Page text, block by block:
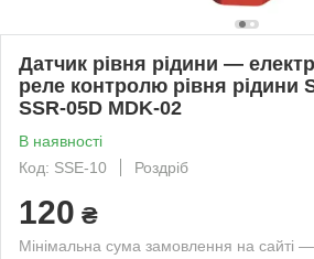
Датчик рівня рідини —
реле контролю рівня рідини
SSR-05D MDK-02
В наявності
Код: SSE-10
Роздріб
120 ₴
Мінімальна сума замовлення на сайті